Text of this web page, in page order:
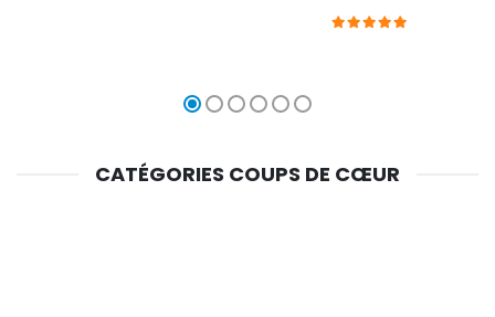
CATÉGORIES COUPS DE CŒUR